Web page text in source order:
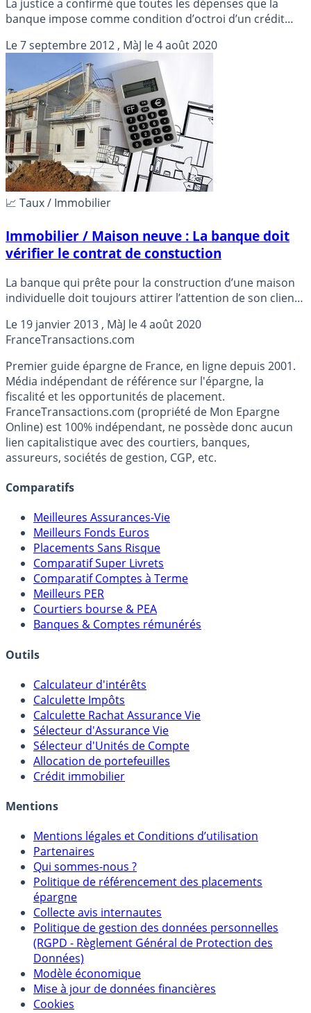
La justice a confirmé que toutes les dépenses que la
banque impose comme condition d’octroi d’un crédit
détermination du taux effectif global (TEG)...
Le7 septembre 2012, MàJ le4 août 2020
📈 Taux / Immobilier
Immobilier / Maison neuve : La banque doit
vérifier le contrat de constuction
La banque qui prête pour la construction d’une maison
individuelle doit toujours attirer l’attention de son client
risque qu’il prend en signant un contrat sans une telle
garantie.
Le 19 janvier 2013 , MàJ le4 août 2020
FranceTransactions.com
Premier guide épargne de France, en ligne depuis 2001.
Média indépendant de référence sur l'épargne, la
fiscalité et les opportunités de placement.
FranceTransactions.com (propriété de Mon Epargne
Online) est 100% indépendant, ne possède donc aucun
lien capitalistique avec des courtiers, banques,
assureurs, sociétés de gestion, CGP, etc.
Comparatifs
Meilleures Assurances-Vie
Meilleurs Fonds Euros
Placements Sans Risque
Comparatif Super Livrets
Comparatif Comptes à Terme
Meilleurs PER
Courtiers bourse & PEA
Banques & Comptes rémunérés
Outils
Calculateur d'intérêts
Calculette Impôts
Calculette Rachat Assurance Vie
Sélecteur d'Assurance Vie
Sélecteur d'Unités de Compte
Allocation de portefeuilles
Crédit immobilier
Mentions
Mentions légales et Conditions d’utilisation
Partenaires
Qui sommes-nous ?
Politique de référencement des placements
épargne
Collecte avis internautes
Politique de gestion des données personnelles
(RGPD - Règlement Général de Protection des
Données)
Modèle économique
Mise à jour de données financières
Cookies